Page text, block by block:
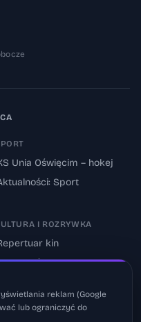
Unia Oświęcim – hokej
Sport
I ROZRYWKA
kin
Kultura
reklam (Google
lub ograniczyć do